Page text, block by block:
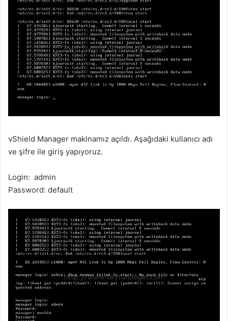
vShield Manager makinamız açıldı. Aşağıdaki kullanıcı adı
ve şifre ile giriş yapıyoruz.
Login: admin
Password: default